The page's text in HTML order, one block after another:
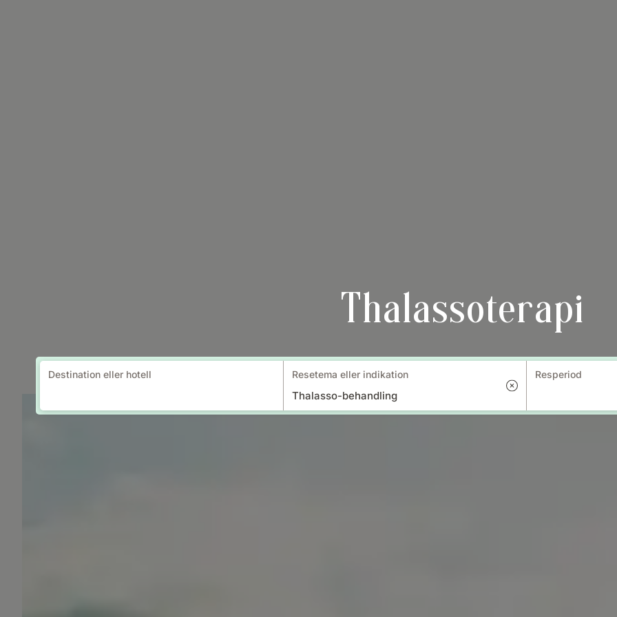
Thalassoterapi
Destination eller hotell Resetema eller indikation Resperiod